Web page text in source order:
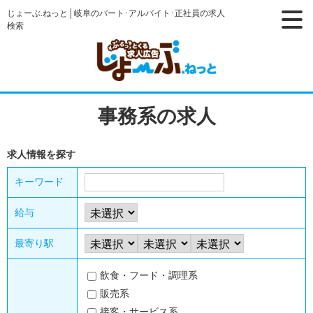
じょーぶ.ねっと│岐阜のパート･アルバイト･正社員の求人
検索
事務系の求人
求人情報を探す
キーワード
給与
最寄り駅
飲食・フード・調理系
販売系